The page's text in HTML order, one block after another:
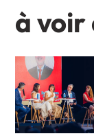
à voir